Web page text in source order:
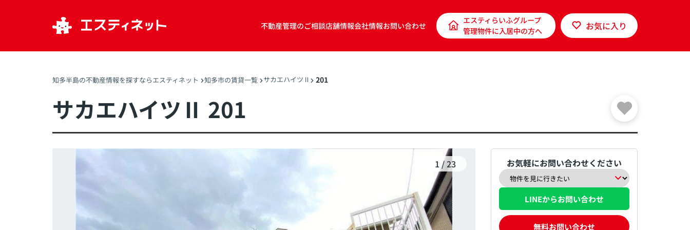
不動産管理のご相談店舗情報会社情報お問い合わせ
エスティらいふグループ
管理物件に入居中の方へ
お気に入り
知多半島の不動産情報を探すならエスティネット 知多市の賃貸一覧 サカエハイツⅡ 201
サカエハイツⅡ 201
1 /23 お気軽にお問い合わせください
LINEからお問い合わせ
無料お問い合わせ